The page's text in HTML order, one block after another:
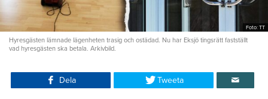
Foto: TT
Hyresgästen lämnade lägenheten trasig och ostädad. Nu har Eksjö tingsrätt fastställt
vad hyresgästen ska betala. Arkivbild.
Dela Tweeta